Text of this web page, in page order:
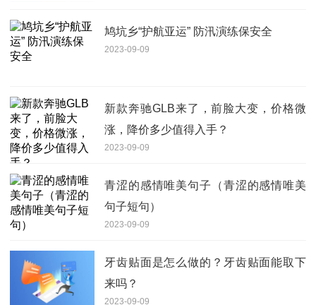
鸠坑乡“护航亚运” 防汛演练保安全
2023-09-09
新款奔驰GLB来了，前脸大变，价格微
涨，降价多少值得入手？
2023-09-09
青涩的感情唯美句子（青涩的感情唯美
句子短句）
2023-09-09
牙齿贴面是怎么做的？牙齿贴面能取下
来吗？
2023-09-09